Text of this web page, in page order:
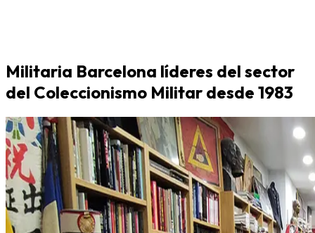
Militaria Barcelona líderes del sector
del Coleccionismo Militar desde 1983